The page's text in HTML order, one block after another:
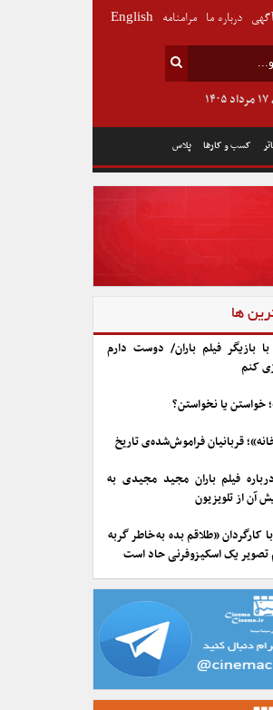
کسب و کارها پلاس
آگهی درباره ما مرامنامه English
ها
بازیگر فیلم باران/ دوست دارم
کنم
خواستن یا نخواستن؟
قربانیان فراموش‌شده‌ی تاریخ
فیلم باران مجید مجیدی به
آن از تلویزیون
کارگردان «طلاقم بده به خاطر گربه
تصویر یک اسکیزوفرنی حاد است